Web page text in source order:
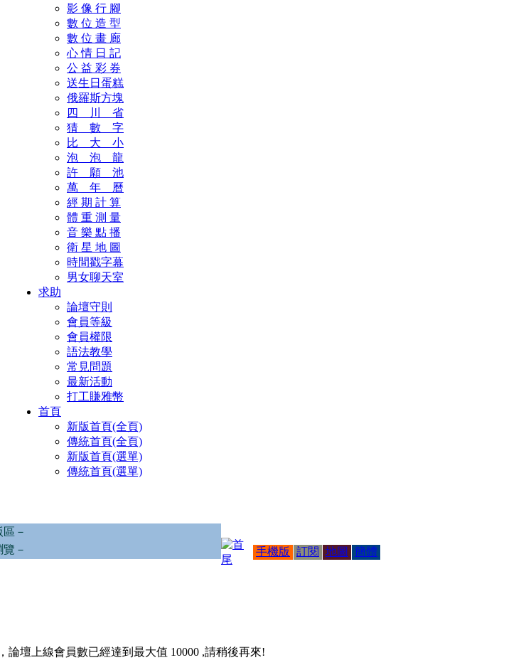
影 像 行 腳
數 位 造 型
數 位 畫 廊
心 情 日 記
公 益 彩 券
送生日蛋糕
俄羅斯方塊
四 川 省
猜 數 字
比 大 小
泡 泡 龍
許 願 池
萬 年 曆
經 期 計 算
體 重 測 量
音 樂 點 播
衛 星 地 圖
時間戳字幕
男女聊天室
求助
論壇守則
會員等級
會員權限
語法教學
常見問題
最新活動
打工賺雅幣
首頁
新版首頁(全頁)
傳統首頁(全頁)
新版首頁(選單)
傳統首頁(選單)
區－
覽－
手機版 訂閱 地圖 簡體
論壇上線會員數已經達到最大值 10000 ,請稍後再來!